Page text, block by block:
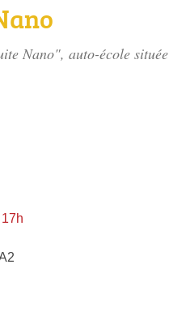
Nano", auto-école située